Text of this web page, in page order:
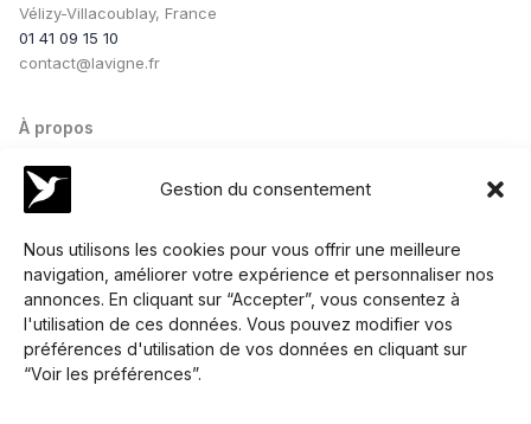
Gestion du consentement
Nous utilisons les cookies pour vous offrir une meilleure
navigation, améliorer votre expérience et personnaliser nos
annonces. En cliquant sur “Accepter”, vous consentez à
l'utilisation de ces données. Vous pouvez modifier vos
préférences d'utilisation de vos données en cliquant sur
“Voir les préférences”.
Vélizy-Villacoublay, France
01 41 09 15 10
contact@lavigne.fr
À propos
Notre équipe
Nos conseils
Services
Nous contacter
Nos services
Demander un devis